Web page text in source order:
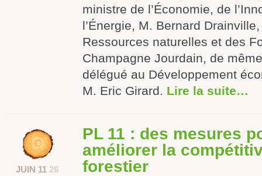
ministre de l’Économie, de
l’Énergie, M. Bernard
Ressources naturelles et des
Champagne Jourdain, de
délégué au Développement
M. Eric Girard. Lire la suite…
JUIN 11 26
PL 11 : des mesures
améliorer la
forestier